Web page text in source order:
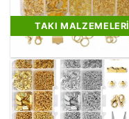
TAKI MALZEMELERI